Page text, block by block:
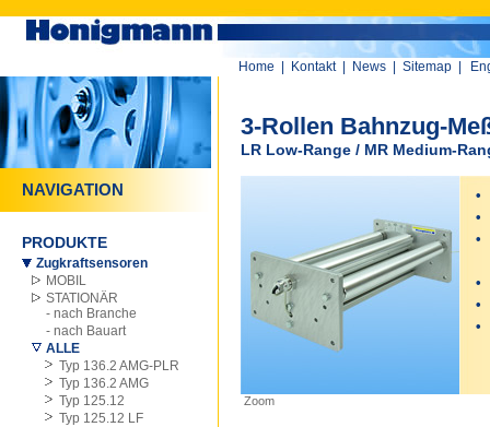
Home Kontakt News Sitemap
NAVIGATION
PRODUKTE
Zugkraftsensoren
MOBIL
STATIONÄR
- nach Branche
- nach Bauart
ALLE
Typ 136.2 AMG-PLR
Typ 136.2 AMG
Typ 125.12
Typ 125.12 LF
3-Rollen Bahnzug-
LR Low-Range / MR Medium-
•
•
•
•
•
•
Zoom